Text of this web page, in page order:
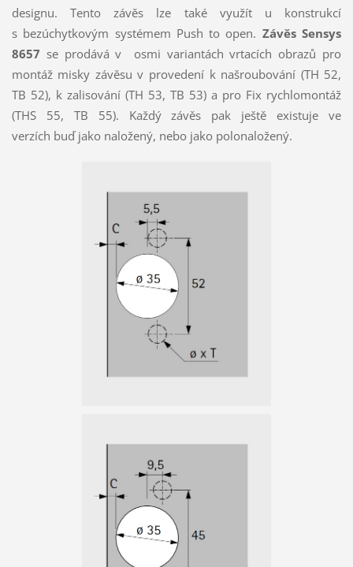
designu. Tento závěs lze také využít u konstrukcí
s bezúchytkovým systémem Push to open. Závěs Sensys
8657 se prodává v osmi variantách vrtacích obrazů pro
montáž misky závěsu v provedení k našroubování (TH 52,
TB 52), k zalisování (TH 53, TB 53) a pro Fix rychlomontáž
(THS 55, TB 55). Každý závěs pak ještě existuje ve
verzích buď jako naložený, nebo jako polonaložený.